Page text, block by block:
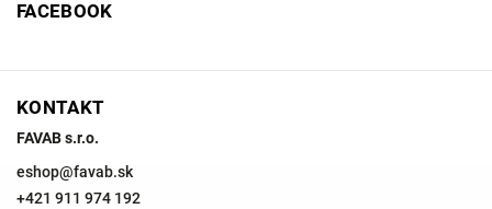
FACEBOOK
KONTAKT
FAVAB s.r.o.
eshop@favab.sk
+421 911 974 192